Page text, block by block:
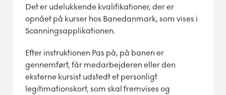
Det er udelukkende kvalifikationer, der er
opnået på kurser hos Banedanmark, som vises i
Scanningsapplikationen.
Efter instruktionen Pas på, på banen er
gennemført, får medarbejderen eller den
eksterne kursist udstedt et personligt
legitimationskort, som skal fremvises og